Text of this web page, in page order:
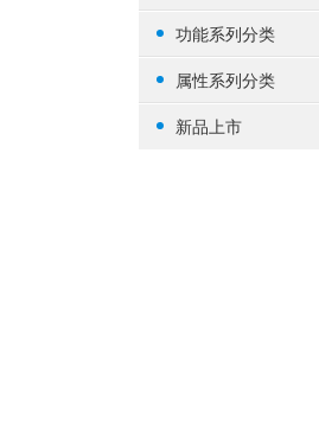
女性健康
中老年健康
婴幼/儿童/青少年
功能系列分类
生殖健康
属性系列分类
基础营养
新品上市